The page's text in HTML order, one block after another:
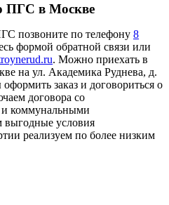
ПГС в Москве
позвоните по телефону 8
формой обратной связи или
. Можно приехать в
на ул. Академика Руднева, д.
заказ и договориться о
договора со
коммунальными
выгодные условия
реализуем по более низким